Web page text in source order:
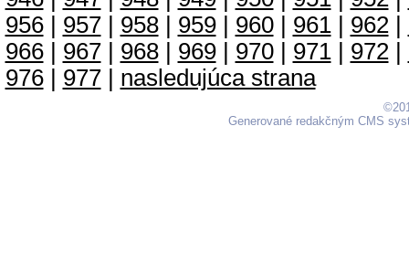
956| 957| 958| 959| 960| 961| 962|
966| 967| 968| 969| 970| 971| 972|
976| 977| nasledujúca strana
Generované redakčným CMS